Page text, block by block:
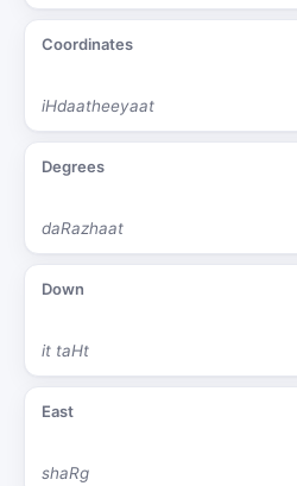
Coordinates
iHdaatheeyaat
Degrees
daRazhaat
Down
it taHt
East
shaRg